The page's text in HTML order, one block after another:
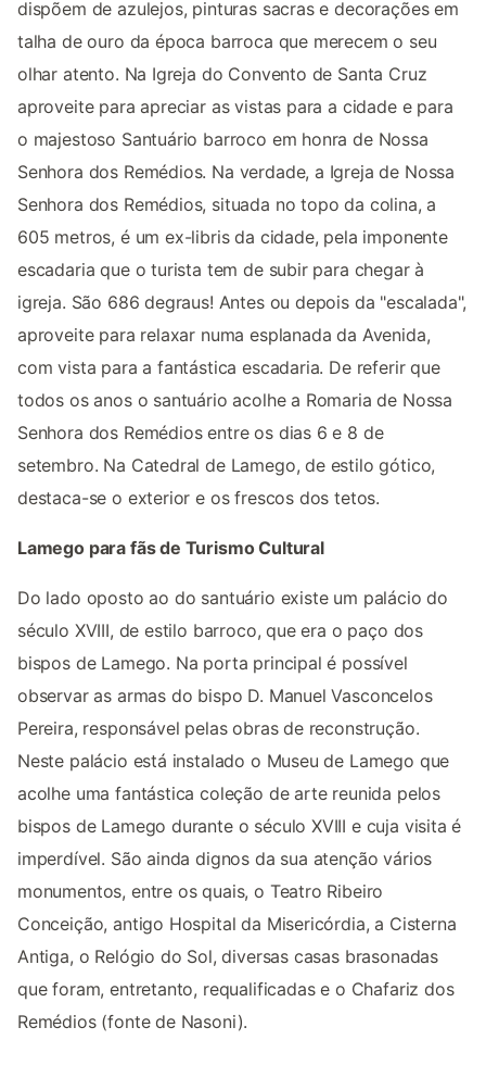
dispõem de azulejos, pinturas sacras e decorações em
talha de ouro da época barroca que merecem o seu
olhar atento. Na Igreja do Convento de Santa Cruz
aproveite para apreciar as vistas para a cidade e para
o majestoso Santuário barroco em honra de Nossa
Senhora dos Remédios. Na verdade, a Igreja de Nossa
Senhora dos Remédios, situada no topo da colina, a
605 metros, é um ex-libris da cidade, pela imponente
escadaria que o turista tem de subir para chegar à
igreja. São 686 degraus! Antes ou depois da "escalada",
aproveite para relaxar numa esplanada da Avenida,
com vista para a fantástica escadaria. De referir que
todos os anos o santuário acolhe a Romaria de Nossa
Senhora dos Remédios entre os dias 6 e 8 de
setembro. Na Catedral de Lamego, de estilo gótico,
destaca-se o exterior e os frescos dos tetos.
Lamego para fãs de Turismo Cultural
Do lado oposto ao do santuário existe um palácio do
século XVIII, de estilo barroco, que era o paço dos
bispos de Lamego. Na porta principal é possível
observar as armas do bispo D. Manuel Vasconcelos
Pereira, responsável pelas obras de reconstrução.
Neste palácio está instalado o Museu de Lamego que
acolhe uma fantástica coleção de arte reunida pelos
bispos de Lamego durante o século XVIII e cuja visita é
imperdível. São ainda dignos da sua atenção vários
monumentos, entre os quais, o Teatro Ribeiro
Conceição, antigo Hospital da Misericórdia, a Cisterna
Antiga, o Relógio do Sol, diversas casas brasonadas
que foram, entretanto, requalificadas e o Chafariz dos
Remédios (fonte de Nasoni).